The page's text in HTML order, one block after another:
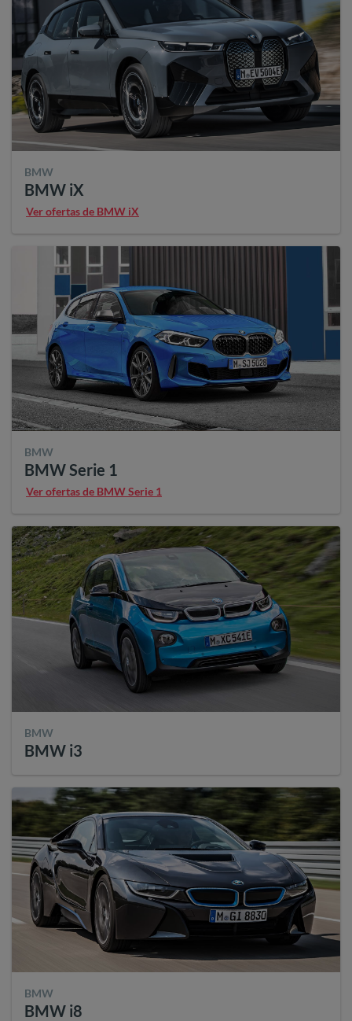
BMW
BMW iX
Ver ofertas de BMW iX
BMW
BMW Serie 1
Ver ofertas de BMW Serie 1
BMW
BMW i3
BMW
BMW i8